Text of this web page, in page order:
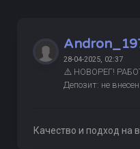
28-04-2025, 02:37
⚠️ НОВОРЕГ!
Депозит: не внесен
Качество и подход на